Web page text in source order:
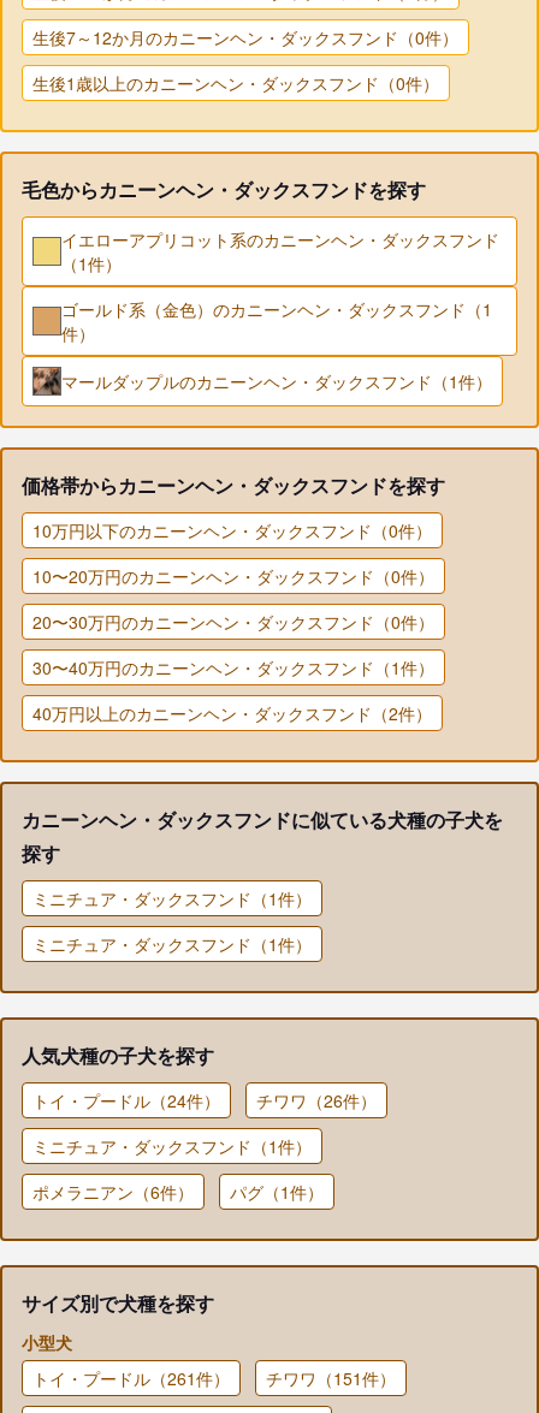
生後7～12か月のカニーンヘン・ダックスフンド（0件）
生後1歳以上のカニーンヘン・ダックスフンド（0件）
毛色からカニーンヘン・ダックスフンドを探す
イエローアプリコット系のカニーンヘン・ダックスフンド
（1件）
ゴールド系（金色）のカニーンヘン・ダックスフンド（1
件）
マールダップルのカニーンヘン・ダックスフンド（1件）
価格帯からカニーンヘン・ダックスフンドを探す
10万円以下のカニーンヘン・ダックスフンド（0件）
10〜20万円のカニーンヘン・ダックスフンド（0件）
20〜30万円のカニーンヘン・ダックスフンド（0件）
30〜40万円のカニーンヘン・ダックスフンド（1件）
40万円以上のカニーンヘン・ダックスフンド（2件）
カニーンヘン・ダックスフンドに似ている犬種の子犬を
探す
ミニチュア・ダックスフンド（1件）
ミニチュア・ダックスフンド（1件）
人気犬種の子犬を探す
トイ・プードル（24件）
チワワ（26件）
ミニチュア・ダックスフンド（1件）
ポメラニアン（6件）
パグ（1件）
サイズ別で犬種を探す
小型犬
トイ・プードル（261件）
チワワ（151件）